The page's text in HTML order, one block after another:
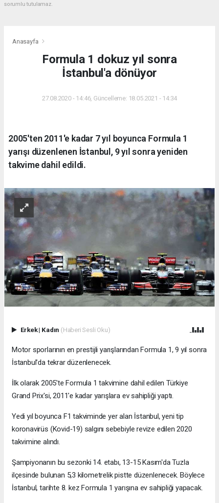
sorumlu tutulamaz.
Anasayfa
Formula 1 dokuz yıl sonra
İstanbul'a dönüyor
27.08.2020 - 14:46, Güncelleme: 18.05.2021 - 14:34
2005'ten 2011'e kadar 7 yıl boyunca Formula 1
yarışı düzenlenen İstanbul, 9 yıl sonra yeniden
takvime dahil edildi.
Erkek| Kadın (Haberi Sesli Oku)
Motor sporlarının en prestijli yarışlarından Formula 1, 9 yıl sonra
İstanbul'da tekrar düzenlenecek.
İlk olarak 2005'te Formula 1 takvimine dahil edilen Türkiye
Grand Prix'si, 2011'e kadar yarışlara ev sahipliği yaptı.
Yedi yıl boyunca F1 takviminde yer alan İstanbul, yeni tip
koronavirüs (Kovid-19) salgını sebebiyle revize edilen 2020
takvimine alındı.
Şampiyonanın bu sezonki 14. etabı, 13-15 Kasım'da Tuzla
ilçesinde bulunan 5,3 kilometrelik pistte düzenlenecek. Böylece
İstanbul, tarihte 8. kez Formula 1 yarışına ev sahipliği yapacak.